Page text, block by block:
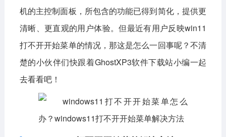
教育学习 网络购物 金融理财
生活实用 运动健康
电脑软件
网络软件
图形图像 媒体软件 行业软件
安全软件 游戏娱乐 聊天软件
机的主控制面板，所包含的功能已得到简化，提供更
清晰、更直观的用户体验。但最近有用户反映win11
打不开开始菜单的情况，那这是怎么一回事呢？不清
楚的小伙伴们快跟着GhostXP3软件下载站小编一起
去看看吧！